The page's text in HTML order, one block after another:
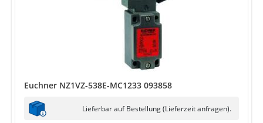
Euchner NZ1VZ-538E-MC1233 093858
Lieferbar auf Bestellung (Lieferzeit anfragen).